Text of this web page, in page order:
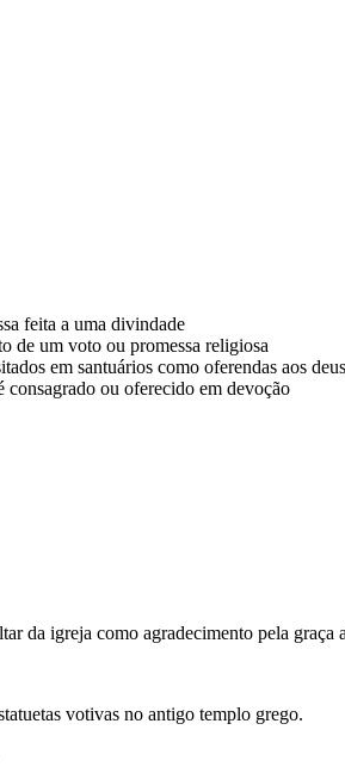
feita a uma divindade
de um voto ou promessa religiosa
em santuários como oferendas aos
ou oferecido em devoção
da igreja como agradecimento pela graça
votivas no antigo templo grego.